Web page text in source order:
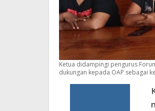
Ketua didampingi pengurus
dukungan kepada OAP sebagai